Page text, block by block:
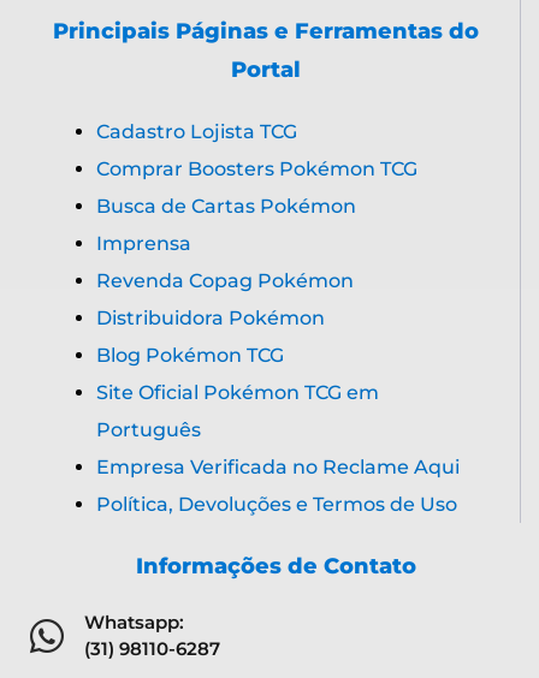
Principais Páginas e Ferramentas do
Portal
Cadastro Lojista TCG
Comprar Boosters Pokémon TCG
Busca de Cartas Pokémon
Imprensa
Revenda Copag Pokémon
Distribuidora Pokémon
Blog Pokémon TCG
Site Oficial Pokémon TCG em
Português
Empresa Verificada no Reclame Aqui
Política, Devoluções e Termos de Uso
Informações de Contato
Whatsapp:
(31) 98110-6287